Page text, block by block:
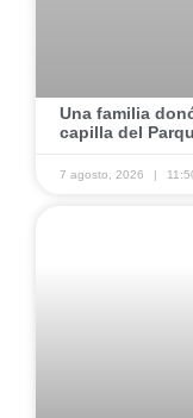
Una familia
capilla del
7 agosto, 2026